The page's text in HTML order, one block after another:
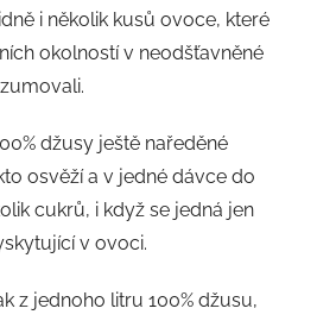
i několik kusů ovoce, které
okolností v neodšťavněné
džusy ještě naředěné
osvěží a v jedné dávce do
cukrů, i když se jedná jen
v ovoci.
z jednoho litru 100% džusu,